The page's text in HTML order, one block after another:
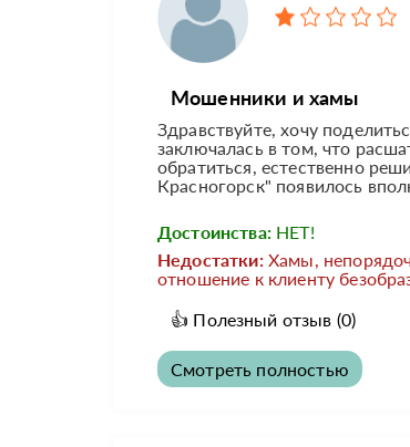
Мошенники и хамы
Здравствуйте, хочу
заключалась в том, что
обратиться, естественно
Красногорск" появилось
Достоинства: НЕТ!
Недостатки: Хамы,
отношение к клиенту
👍 Полезный отзыв (0)
Смотреть полностью